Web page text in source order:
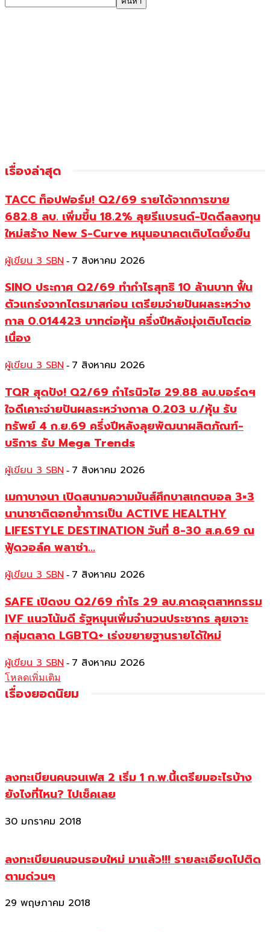
เรื่องล่าสุด
TACC ท็อปฟอร์ม! Q2/69 รายได้จากการขาย
682.8 ลบ. เพิ่มขึ้น 18.2% ลุยรีแบรนด์-ปิดดีลลงทุน
ใหม่สร้าง New S-Curve หนุนอนาคตเติบโตยั่งยืน
ผู้เขียน 3 SBN - 7 สิงหาคม 2026
SINO ประกาศ Q2/69 ทำกำไรสุทธิ 10 ล้านบาท ฟื้น
ตัวแกร่งจากไตรมาสก่อน เตรียมจ่ายปันผลระหว่าง
กาล 0.014423 บาทต่อหุ้น ครึ่งปีหลังมุ่งเติบโตต่อ
เนื่อง
ผู้เขียน 3 SBN - 7 สิงหาคม 2026
TQR สุดปัง! Q2/69 กำไรนิวไฮ 29.88 ลบ.บอร์ดฯ
ใจดีเคาะจ่ายปันผลระหว่างกาล 0.203 บ./หุ้น รับ
ทรัพย์ 4 ก.ย.69 ครึ่งปีหลังลุยพัฒนาผลิตภัณฑ์-
บริการ รับ Mega Trends
ผู้เขียน 3 SBN - 7 สิงหาคม 2026
เมกาบางนา เปิดสนามความมันส์ศึกบาสเกตบอล 3×3
นานาชาติตอกย้ำการเป็น ACTIVE HEALTHY
LIFESTYLE DESTINATION วันที่ 8-30 ส.ค.69 ณ
ฟู้ดวอล์ค พลาซ่า...
ผู้เขียน 3 SBN - 7 สิงหาคม 2026
SAFE เปิดงบ Q2/69 กำไร 29 ลบ.คาดอุตสาหกรรม
IVF แนวโน้มดี รัฐหนุนเพิ่มจำนวนประชากร ลุยเจาะ
กลุ่มตลาด LGBTQ+ เร่งขยายฐานรายได้ใหม่
ผู้เขียน 3 SBN - 7 สิงหาคม 2026
โหลดเพิ่มเติม
เรื่องยอดนิยม
ลงทะเบียนคนจนเฟส 2 เริ่ม 1 ก.พ.นี้เตรียมอะไรบ้าง
ยังไงที่ไหน? ไปเช็คเลย
30 มกราคม 2018
ลงทะเบียนคนจนรอบใหม่ มาแล้ว!!! รายละเอียดไปติด
ตามด่วนๆ
29 พฤษภาคม 2018